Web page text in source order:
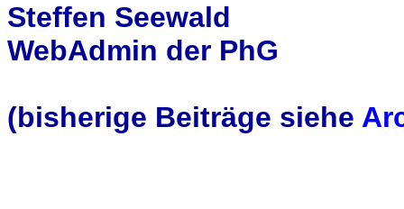
Steffen Seewald
WebAdmin der PhG
(bisherige Beiträge siehe